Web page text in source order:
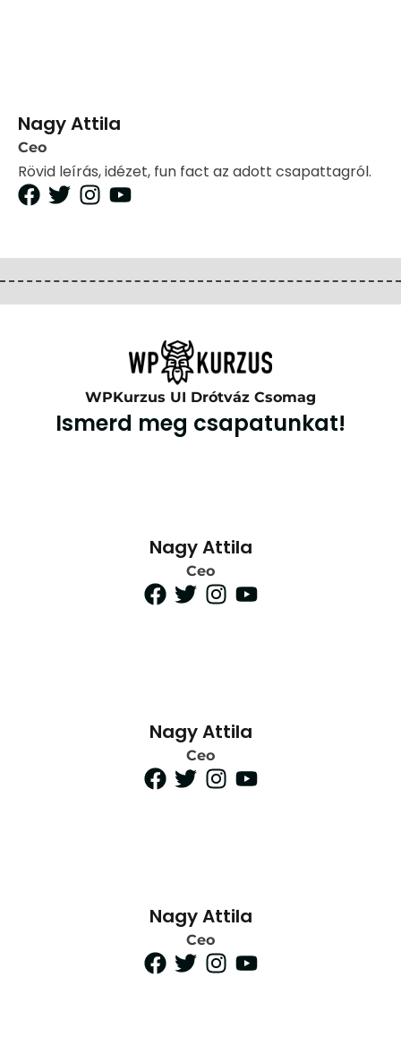
Nagy Attila
Ceo
Rövid leírás, idézet, fun fact az adott csapattagról.
WPKurzus UI Drótváz Csomag
Ismerd meg csapatunkat!
Nagy Attila
Ceo
Nagy Attila
Ceo
Nagy Attila
Ceo